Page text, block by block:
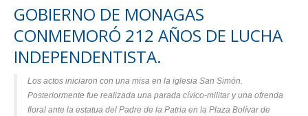
GOBIERNO DE MONAGAS
CONMEMORÓ 212 AÑOS DE LUCHA
INDEPENDENTISTA.
Los actos iniciaron con una misa en la iglesia San Simón.
Posteriormente fue realizada una parada cívico-militar y una ofrenda
floral ante la estatua del Padre de la Patria en la Plaza Bolívar de